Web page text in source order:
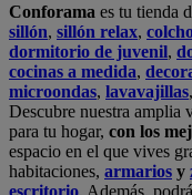
Conforama es tu tienda
sillón, sillón relax,
dormitorio de juvenil,
cocinas a medida,
microondas, lavavajillas,
Descubre nuestra amplia
para tu hogar, con los
espacio en el que vives
habitaciones, armarios y
escritorio. Además,